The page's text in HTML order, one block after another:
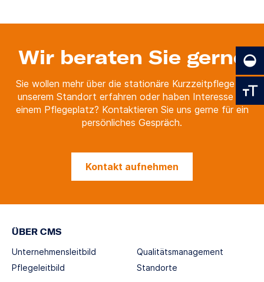
Wir beraten Sie gerne
Sie wollen mehr über die stationäre Kurzzeitpflege an
unserem Standort erfahren oder haben Interesse an
einem Pflegeplatz? Kontaktieren Sie uns gerne für ein
persönliches Gespräch.
Kontakt aufnehmen
ÜBER CMS
Unternehmensleitbild
Pflegeleitbild
Qualitätsmanagement
Standorte